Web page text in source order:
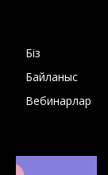
Біз
Байланыс
Вебинарлар